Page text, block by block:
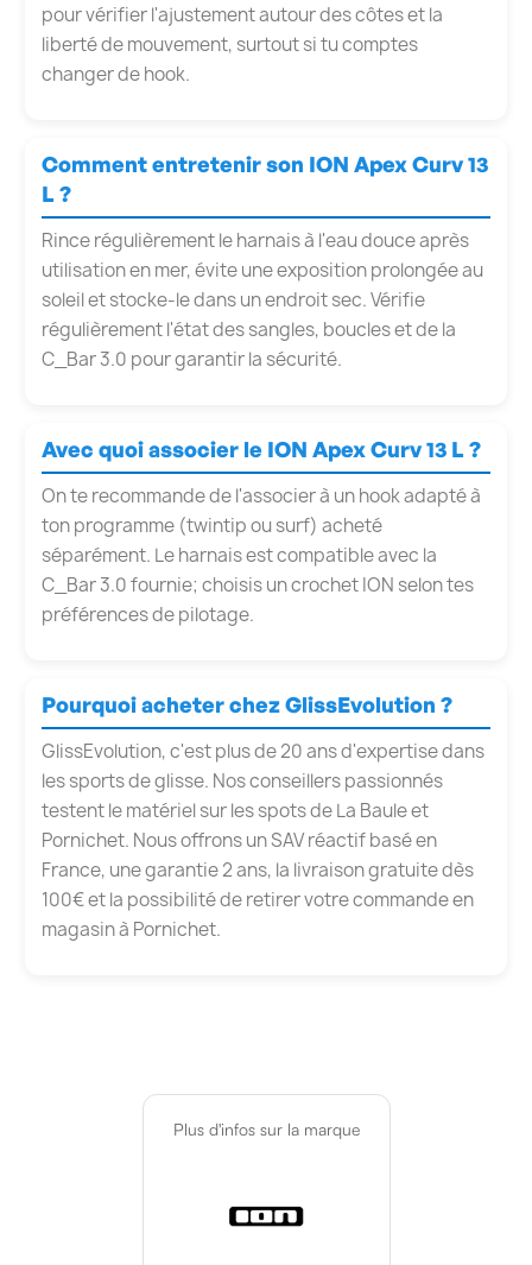
pour vérifier l'ajustement autour des côtes et la
liberté de mouvement, surtout si tu comptes
changer de hook.
Comment entretenir son ION Apex Curv 13
L ?
Rince régulièrement le harnais à l'eau douce après
utilisation en mer, évite une exposition prolongée au
soleil et stocke-le dans un endroit sec. Vérifie
régulièrement l'état des sangles, boucles et de la
C_Bar 3.0 pour garantir la sécurité.
Avec quoi associer le ION Apex Curv 13 L ?
On te recommande de l'associer à un hook adapté à
ton programme (twintip ou surf) acheté
séparément. Le harnais est compatible avec la
C_Bar 3.0 fournie; choisis un crochet ION selon tes
préférences de pilotage.
Pourquoi acheter chez GlissEvolution ?
GlissEvolution, c'est plus de 20 ans d'expertise dans
les sports de glisse. Nos conseillers passionnés
testent le matériel sur les spots de La Baule et
Pornichet. Nous offrons un SAV réactif basé en
France, une garantie 2 ans, la livraison gratuite dès
100€ et la possibilité de retirer votre commande en
magasin à Pornichet.
Plus d'infos sur la marque